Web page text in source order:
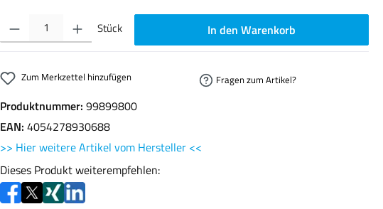
Produkt Anzahl: Gib den gewünschten Wert ein oder benutze die Schaltflächen um die Anzahl zu erhöhen
Stück In den Warenkorb
Zum Merkzettel hinzufügen Fragen zum Artikel?
Produktnummer: 99899800
EAN: 4054278930688
>> Hier weitere Artikel vom Hersteller <<
Dieses Produkt weiterempfehlen: